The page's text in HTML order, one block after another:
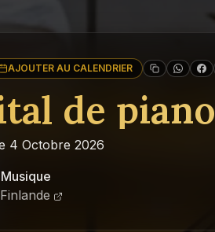
AJOUTER AU CALENDRIER
de piano
4 Octobre 2026